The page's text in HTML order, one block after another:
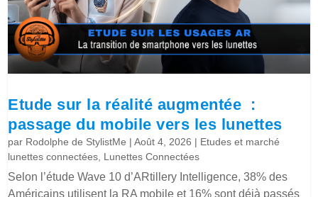
Etude sur la réalité augmentée :
passage du mobile vers les lunettes
par Rodolphe de StylistMe |Août 4, 2026 | Etudes et marché
lunettes connectées, Lunettes Connectées
Selon l’étude Wave 10 d’ARtillery Intelligence, 38% des
Américains utilisent la RA mobile et 16% sont déjà passés